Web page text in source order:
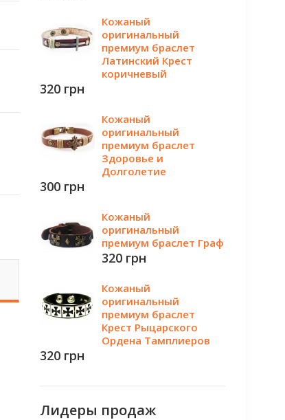
Кожаный
оригинальный
премиум браслет
Латинский Крест
коричневый
320 грн
Кожаный
оригинальный
премиум браслет
Здоровье и
Долголетие
300 грн
Кожаный
оригинальный
премиум браслет Граф
320 грн
Кожаный
оригинальный
премиум браслет
Крест Рыцарского
Ордена Тамплиеров
320 грн
Лидеры продаж